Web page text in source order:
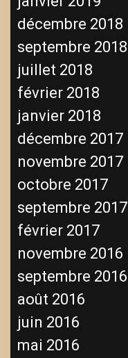
décembre 2018
septembre 2018
juillet 2018
février 2018
janvier 2018
décembre 2017
novembre 2017
octobre 2017
septembre 2017
février 2017
novembre 2016
septembre 2016
août 2016
juin 2016
mai 2016